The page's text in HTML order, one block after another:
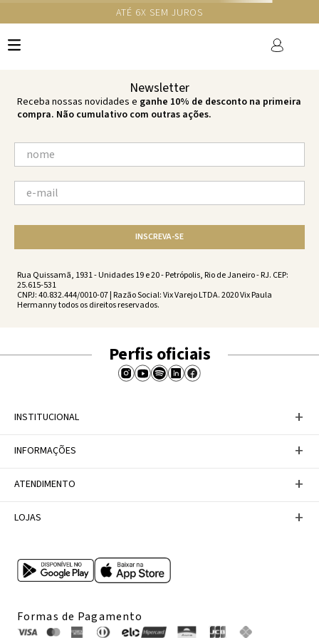
GANHE 10% NA PRIMEIRA COMPRA COM O CUPOM NEWS10
não encontramos resultados para:
'calcinha-rafa-br-black-black-
vw221120-001'
O que você está procurando?